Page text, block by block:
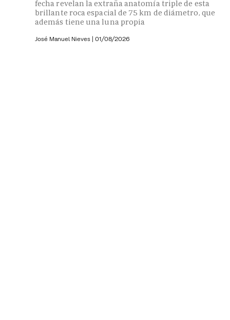
fecha revelan la extraña anatomía triple de esta
brillante roca espacial de 75 km de diámetro, que
además tiene una luna propia
José Manuel Nieves | 01/08/2026